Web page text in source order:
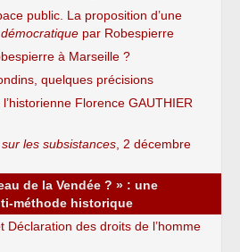
public. La proposition d’une
par Robespierre
à Marseille ?
quelques précisions
Florence GAUTHIER
les subsistances , 2 décembre
de la Vendée ? » : une
méthode historique
Déclaration des droits de l’homme